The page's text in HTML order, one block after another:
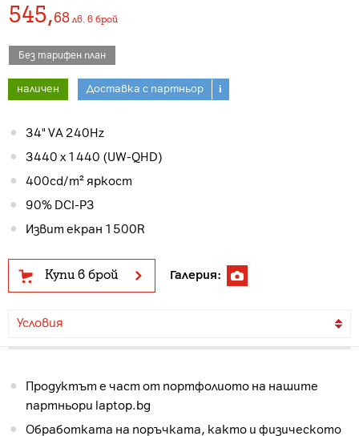
545,68 лв. в брой
Без тарифен план
наличен Доставка с партньор i
34" VA 240Hz
3440 x 1440 (UW-QHD)
400cd/m² яркост
90% DCI-P3
Извит екран 1500R
Купи в брой Галерия:
Условия
Продуктът е част от портфолиото на нашите
партньори laptop.bg
Обработката на поръчката, както и физическото